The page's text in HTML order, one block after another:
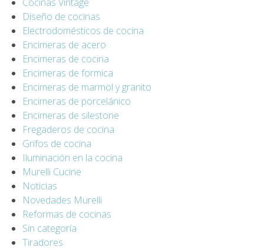
Diseño de cocinas
Electrodomésticos de cocina
Encimeras de acero
Encimeras de cocina
Encimeras de formica
Encimeras de marmol y granito
Encimeras de porcelánico
Encimeras de silestone
Fregaderos de cocina
Grifos de cocina
Iluminación en la cocina
Murelli Cucine
Noticias
Novedades Murelli
Reformas de cocinas
Sin categoría
Tiradores